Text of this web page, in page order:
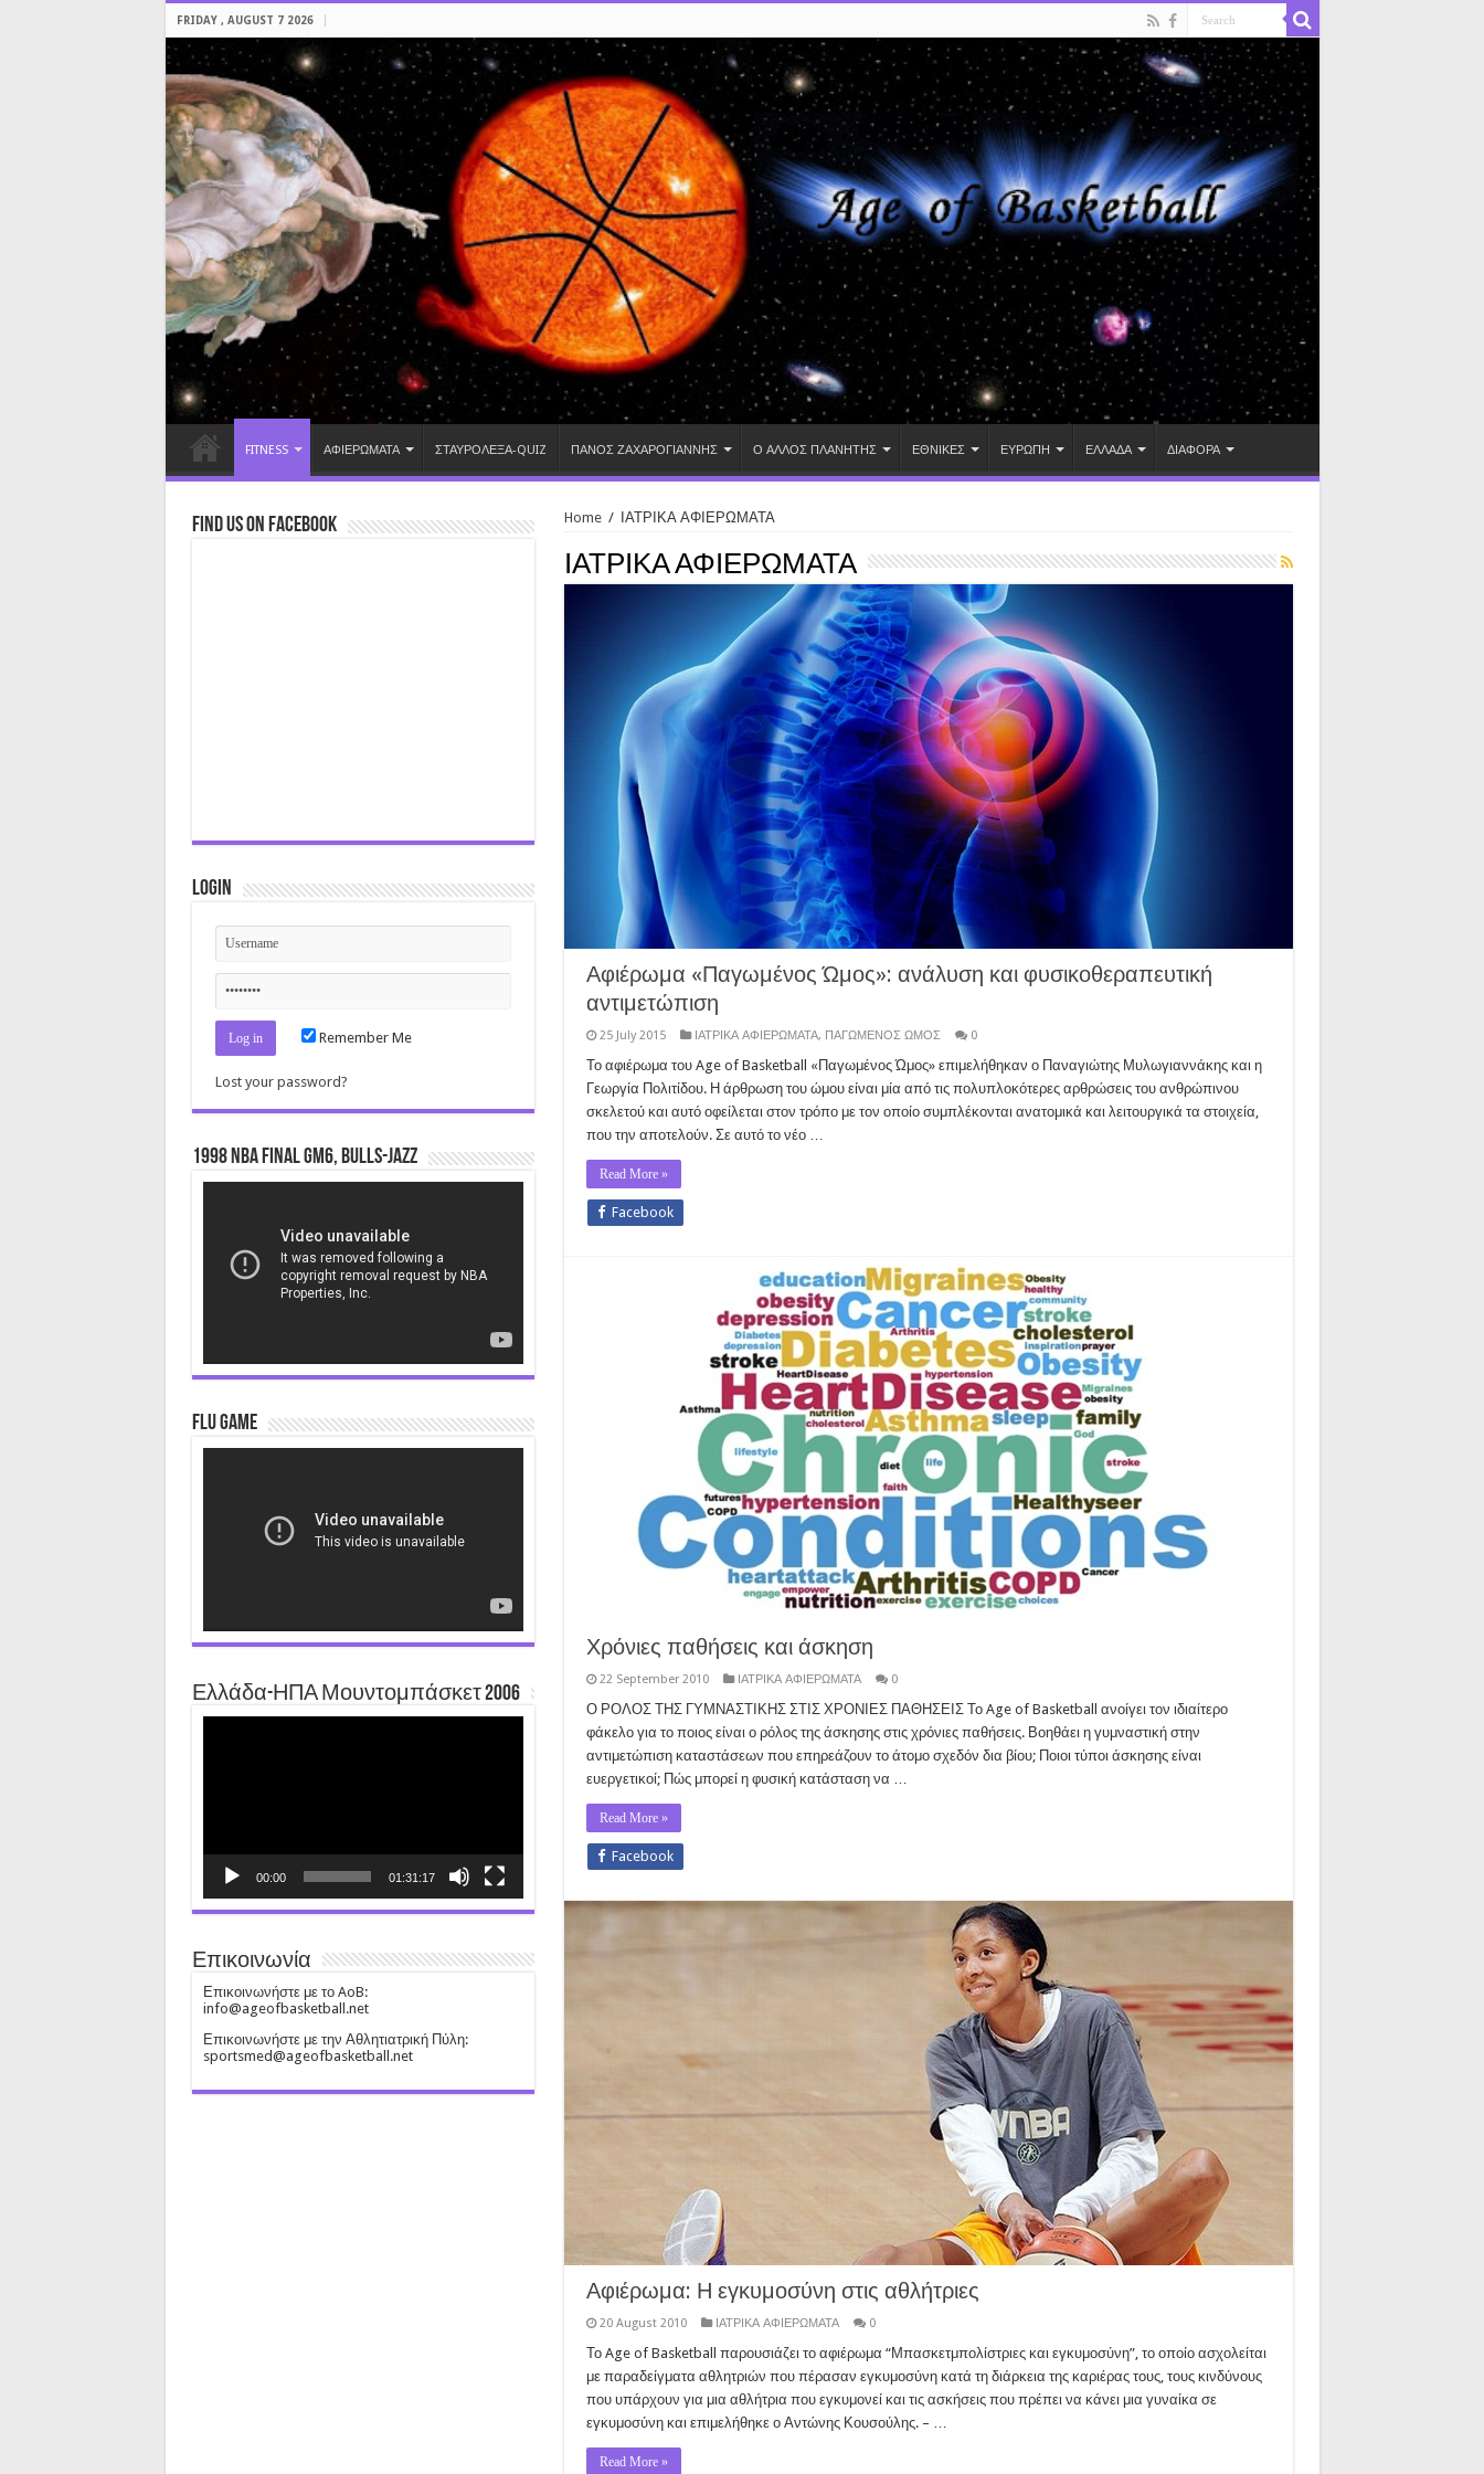
FRIDAY , AUGUST 7 2026
FITNESS ΑΦΙΕΡΩΜΑΤΑ ΣΤΑΥΡΟΛΕΞΑ-QUIZ ΠΑΝΟΣ ΖΑΧΑΡΟΓΙΑΝΝΗΣ Ο ΑΛΛΟΣ ΠΛΑΝΗΤΗΣ ΕΘΝΙΚΕΣ ΕΥΡΩΠΗ ΕΛΛΑΔΑ ΔΙΑΦΟΡΑ
Home / ΙΑΤΡΙΚΑ ΑΦΙΕΡΩΜΑΤΑ
ΙΑΤΡΙΚΑ ΑΦΙΕΡΩΜΑΤΑ
Αφιέρωμα «Παγωμένος Ώμος»: ανάλυση και φυσικοθεραπευτική
αντιμετώπιση
25 July 2015 ΙΑΤΡΙΚΑ ΑΦΙΕΡΩΜΑΤΑ, ΠΑΓΩΜΕΝΟΣ ΩΜΟΣ 0
Το αφιέρωμα του Age of Basketball «Παγωμένος Ώμος» επιμελήθηκαν ο Παναγιώτης Μυλωγιαννάκης και η
Γεωργία Πολιτίδου. Η άρθρωση του ώμου είναι μία από τις πολυπλοκότερες αρθρώσεις του ανθρώπινου
σκελετού και αυτό οφείλεται στον τρόπο με τον οποίο συμπλέκονται ανατομικά και λειτουργικά τα στοιχεία,
που την αποτελούν. Σε αυτό το νέο …
Read More »
Facebook
Χρόνιες παθήσεις και άσκηση
22 September 2010 ΙΑΤΡΙΚΑ ΑΦΙΕΡΩΜΑΤΑ 0
Ο ΡΟΛΟΣ ΤΗΣ ΓΥΜΝΑΣΤΙΚΗΣ ΣΤΙΣ ΧΡΟΝΙΕΣ ΠΑΘΗΣΕΙΣ Το Age of Basketball ανοίγει τον ιδιαίτερο
φάκελο για το ποιος είναι ο ρόλος της άσκησης στις χρόνιες παθήσεις. Βοηθάει η γυμναστική στην
αντιμετώπιση καταστάσεων που επηρεάζουν το άτομο σχεδόν δια βίου; Ποιοι τύποι άσκησης είναι
ευεργετικοί; Πώς μπορεί η φυσική κατάσταση να …
Read More »
Facebook
Αφιέρωμα: Η εγκυμοσύνη στις αθλήτριες
20 August 2010 ΙΑΤΡΙΚΑ ΑΦΙΕΡΩΜΑΤΑ 0
Το Age of Basketball παρουσιάζει το αφιέρωμα “Μπασκετμπολίστριες και εγκυμοσύνη”, το οποίο ασχολείται
με παραδείγματα αθλητριών που πέρασαν εγκυμοσύνη κατά τη διάρκεια της καριέρας τους, τους κινδύνους
που υπάρχουν για μια αθλήτρια που εγκυμονεί και τις ασκήσεις που πρέπει να κάνει μια γυναίκα σε
εγκυμοσύνη και επιμελήθηκε ο Αντώνης Κουσούλης. – …
Read More »
Find us on Facebook
Login
Remember Me
Lost your password?
1998 NBA Final gm6, Bulls-Jazz
Flu Game
Ελλάδα-ΗΠΑ Μουντομπάσκετ 2006
00:00 01:31:17
Επικοινωνία
Επικοινωνήστε με το AoB:
info@ageofbasketball.net
Επικοινωνήστε με την Αθλητιατρική Πύλη:
sportsmed@ageofbasketball.net